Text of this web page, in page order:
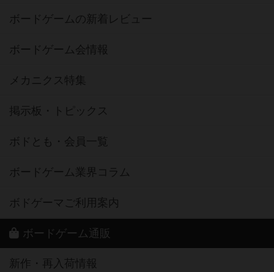
ボードゲームの新着レビュー
ボードゲーム会情報
メカニクス特集
掲示板・トピックス
ボドとも・会員一覧
ボードゲーム業界コラム
ボドゲーマご利用案内
ボードゲーム通販
新作・再入荷情報